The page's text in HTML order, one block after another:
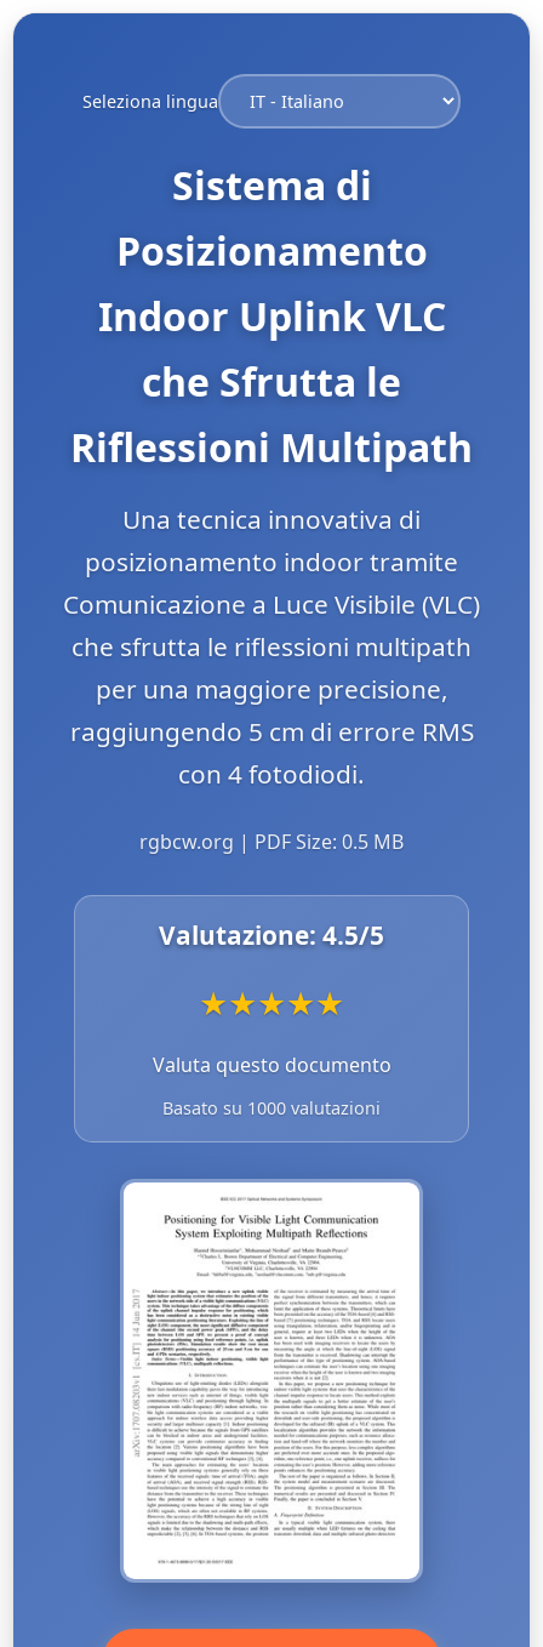
Seleziona lingua
Sistema di
Posizionamento
Indoor Uplink VLC
che Sfrutta le
Riflessioni Multipath
Una tecnica innovativa di
posizionamento indoor tramite
Comunicazione a Luce Visibile (VLC)
che sfrutta le riflessioni multipath
per una maggiore precisione,
raggiungendo 5 cm di errore RMS
con 4 fotodiodi.
rgbcw.org | PDF Size: 0.5 MB
Valutazione: 4.5/5
★★★★★
Valuta questo documento
Basato su 1000 valutazioni